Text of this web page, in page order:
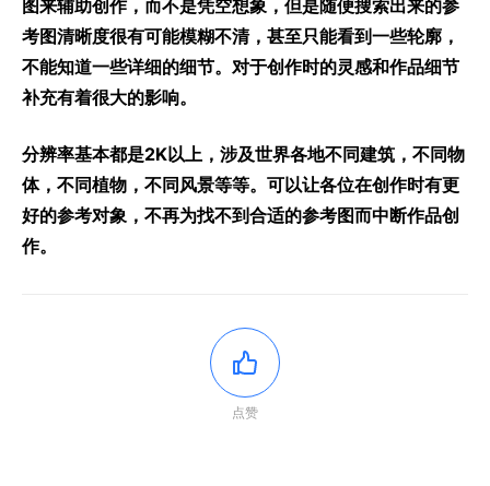
图来辅助创作，而不是凭空想象，但是随便搜索出来的参
考图清晰度很有可能模糊不清，甚至只能看到一些轮廓，
不能知道一些详细的细节。对于创作时的灵感和作品细节
补充有着很大的影响。
分辨率基本都是2K以上，涉及世界各地不同建筑，不同物
体，不同植物，不同风景等等。可以让各位在创作时有更
好的参考对象，不再为找不到合适的参考图而中断作品创
作。
点赞